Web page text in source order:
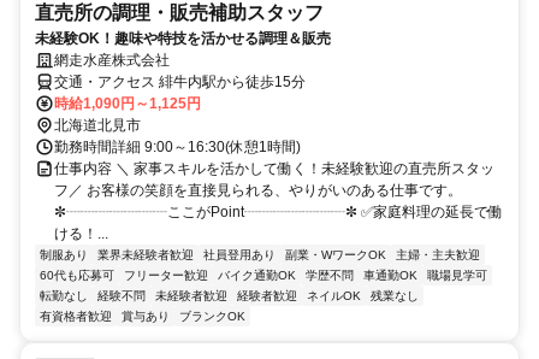
直売所の調理・販売補助スタッフ
未経験OK！趣味や特技を活かせる調理＆販売
網走水産株式会社
交通・アクセス 緋牛内駅から徒歩15分
時給1,090円～1,125円
北海道北見市
勤務時間詳細 9:00～16:30(休憩1時間)
仕事内容 ＼ 家事スキルを活かして働く！未経験歓迎の直売所スタッ
フ／ お客様の笑顔を直接見られる、やりがいのある仕事です。
✼┈┈┈┈┈┈┈ここがPoint┈┈┈┈┈┈┈✼ ✅家庭料理の延長で働
ける！...
制服あり 業界未経験者歓迎 社員登用あり 副業・WワークOK
主婦・主夫歓迎
60代も応募可
フリーター歓迎 バイク通勤OK 学歴不問 車通勤OK
職場見学可
転勤なし
経験不問 未経験者歓迎 経験者歓迎 ネイルOK
残業なし
有資格者歓迎
賞与あり ブランクOK